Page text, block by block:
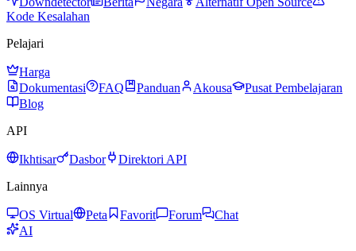
Kode Kesalahan
Pelajari
Harga
Dokumentasi
FAQ Panduan Akousa
Pusat Pembelajaran
Blog
API
Ikhtisar Dasbor
Direktori API
Lainnya
OS Virtual Peta Favorit Forum
Chat
AI